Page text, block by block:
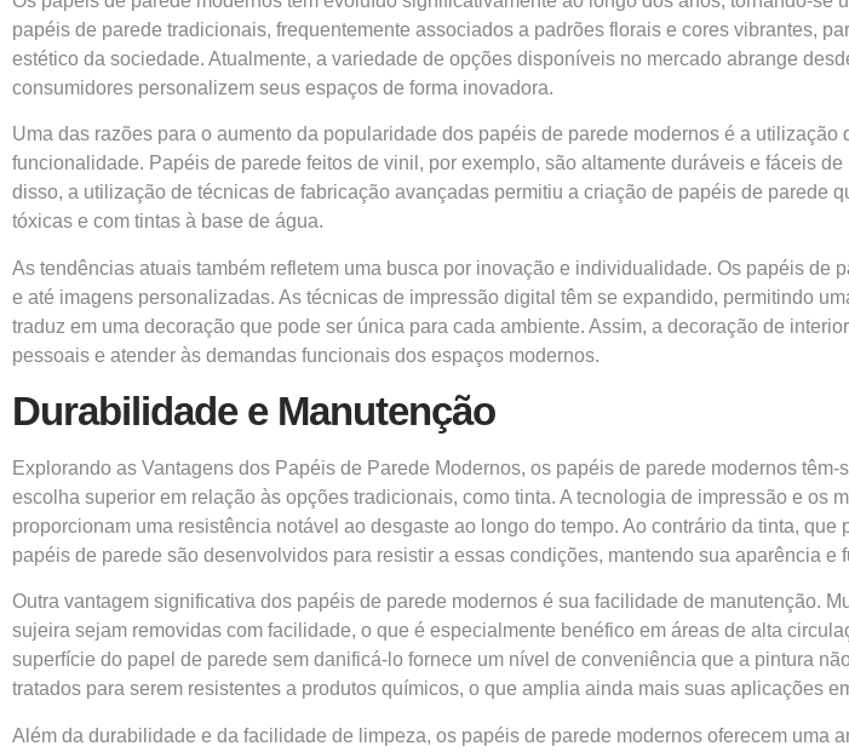
papéis de parede tradicionais, frequentemente associados a padrões florais e cores vibrantes,
estético da sociedade. Atualmente, a variedade de opções disponíveis no mercado abrange
consumidores personalizem seus espaços de forma inovadora.
Uma das razões para o aumento da popularidade dos papéis de parede modernos é a utilização
funcionalidade. Papéis de parede feitos de vinil, por exemplo, são altamente duráveis e fáceis
disso, a utilização de técnicas de fabricação avançadas permitiu a criação de papéis de parede
tóxicas e com tintas à base de água.
As tendências atuais também refletem uma busca por inovação e individualidade. Os papéis
e até imagens personalizadas. As técnicas de impressão digital têm se expandido, permitindo
traduz em uma decoração que pode ser única para cada ambiente. Assim, a decoração de
pessoais e atender às demandas funcionais dos espaços modernos.
Durabilidade e Manutenção
Explorando as Vantagens dos Papéis de Parede Modernos, os papéis de parede modernos
escolha superior em relação às opções tradicionais, como tinta. A tecnologia de impressão e os
proporcionam uma resistência notável ao desgaste ao longo do tempo. Ao contrário da tinta,
papéis de parede são desenvolvidos para resistir a essas condições, mantendo sua aparência
Outra vantagem significativa dos papéis de parede modernos é sua facilidade de manutenção.
sujeira sejam removidas com facilidade, o que é especialmente benéfico em áreas de alta
superfície do papel de parede sem danificá-lo fornece um nível de conveniência que a pintura
tratados para serem resistentes a produtos químicos, o que amplia ainda mais suas aplicações
Além da durabilidade e da facilidade de limpeza, os papéis de parede modernos oferecem uma